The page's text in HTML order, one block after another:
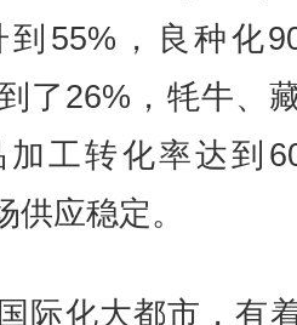
55%，良种化
了26%，牦牛、
工转化率达到
供应稳定。
化大都市，有